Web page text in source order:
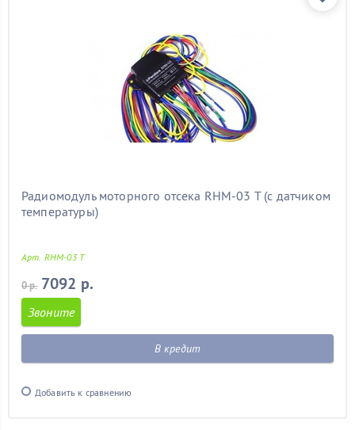
Радиомодуль моторного отсека RHM-03 T (с датчиком
температуры)
Арт. RHM-03 T
0 р. 7092 р.
Звоните
В кредит
Добавить к сравнению